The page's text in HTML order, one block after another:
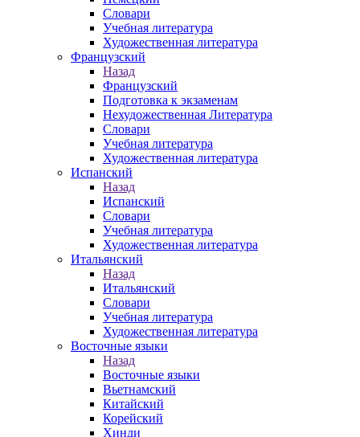
Словари
Учебная литература
Художественная литература
Французский
Назад
Французский
Подготовка к экзаменам
Нехудожественная Литература
Словари
Учебная литература
Художественная литература
Испанский
Назад
Испанский
Словари
Учебная литература
Художественная литература
Итальянский
Назад
Итальянский
Словари
Учебная литература
Художественная литература
Восточные языки
Назад
Восточные языки
Вьетнамский
Китайский
Корейский
Хинди